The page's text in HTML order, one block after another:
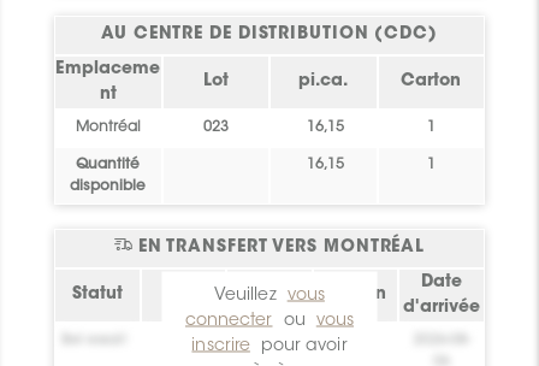
AU CENTRE DE DISTRIBUTION (CDC)
Emplaceme
nt
Lot pi.ca. Carton
Montréal 023 16,15
Quantité
disponible
16,15
EN TRANSFERT VERS MONTRÉAL
Statut pi.ca. Carton
Date
d'arrivée
0
Veuillez
vous
connecter
ou
vous
inscrire
pour avoir